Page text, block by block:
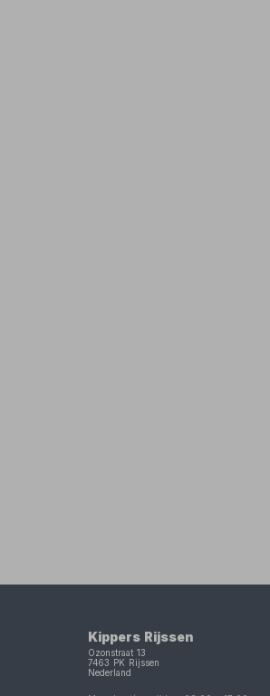
Kippers Rijssen
Ozonstraat 13
7463 PK
Rijssen
Nederland